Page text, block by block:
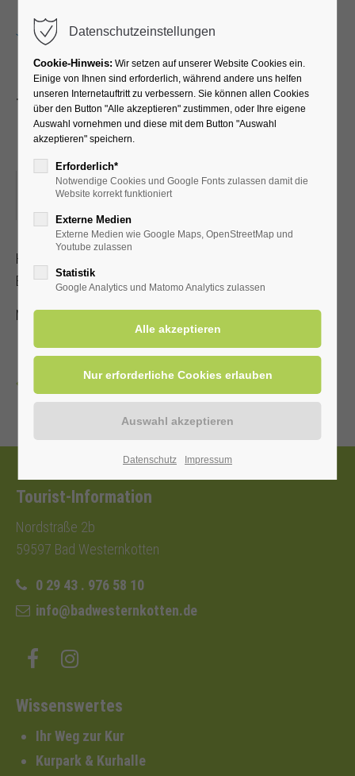
TANZCAFÉ mit Gerd
Helfmeiers Top Music
21.07.2024, 15:00
Heiter und stimmungsvoll führt Gerd Helfmeier mit Hits und
Evergreens durch den Nachmittag .
Mit Kur-/Einwohnerkarte frei, ohne 3,00 €
Tourist-Information
Nordstraße 2b
59597 Bad Westernkotten
0 29 43 . 976 58 10
info@badwesternkotten.de
Wissenswertes
Ihr Weg zur Kur
Kurpark & Kurhalle
Datenschutzeinstellungen
Cookie-Hinweis: Wir setzen auf unserer Website Cookies ein.
Einige von Ihnen sind erforderlich, während andere uns helfen
unseren Internetauftritt zu verbessern. Sie können allen Cookies
über den Button "Alle akzeptieren" zustimmen, oder Ihre eigene
Auswahl vornehmen und diese mit dem Button "Auswahl
akzeptieren" speichern.
Erforderlich*
Notwendige Cookies und Google Fonts zulassen damit die
Website korrekt funktioniert
Externe Medien
Externe Medien wie Google Maps, OpenStreetMap und
Youtube zulassen
Statistik
Google Analytics und Matomo Analytics zulassen
Datenschutz Impressum